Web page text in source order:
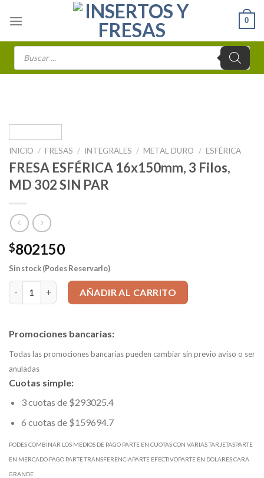
0
Búsqueda
INICIO / FRESAS / INTEGRALES / METAL DURO / ESFÉRICA
FRESA ESFÉRICA 16x150mm, 3 Filos,
MD 302 SIN PAR
$802150
Sin stock (Podes Reservarlo)
FRESA ESFÉRICA 16x150mm, 3 Filos, MD 302 SIN PAR cantidad
AÑADIR AL CARRITO
Promociones bancarias:
Todas las promociones bancarias pueden cambiar sin previo aviso o ser
anuladas
Cuotas simple:
3 cuotas de $293025.4
6 cuotas de $159694.7
PODES COMBINAR LOS MEDIOS DE PAGO PARTE EN CUOTAS CON VARIAS TARJETASPARTE
EN MERCADO PAGO PARTE TRANSFERENCIAPARTE EFECTIVOPARTE EN DOLARES CARA
GRANDE